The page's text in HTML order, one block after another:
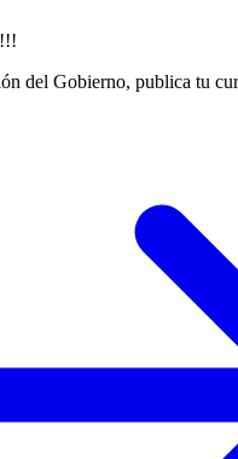
del Gobierno, publica tu